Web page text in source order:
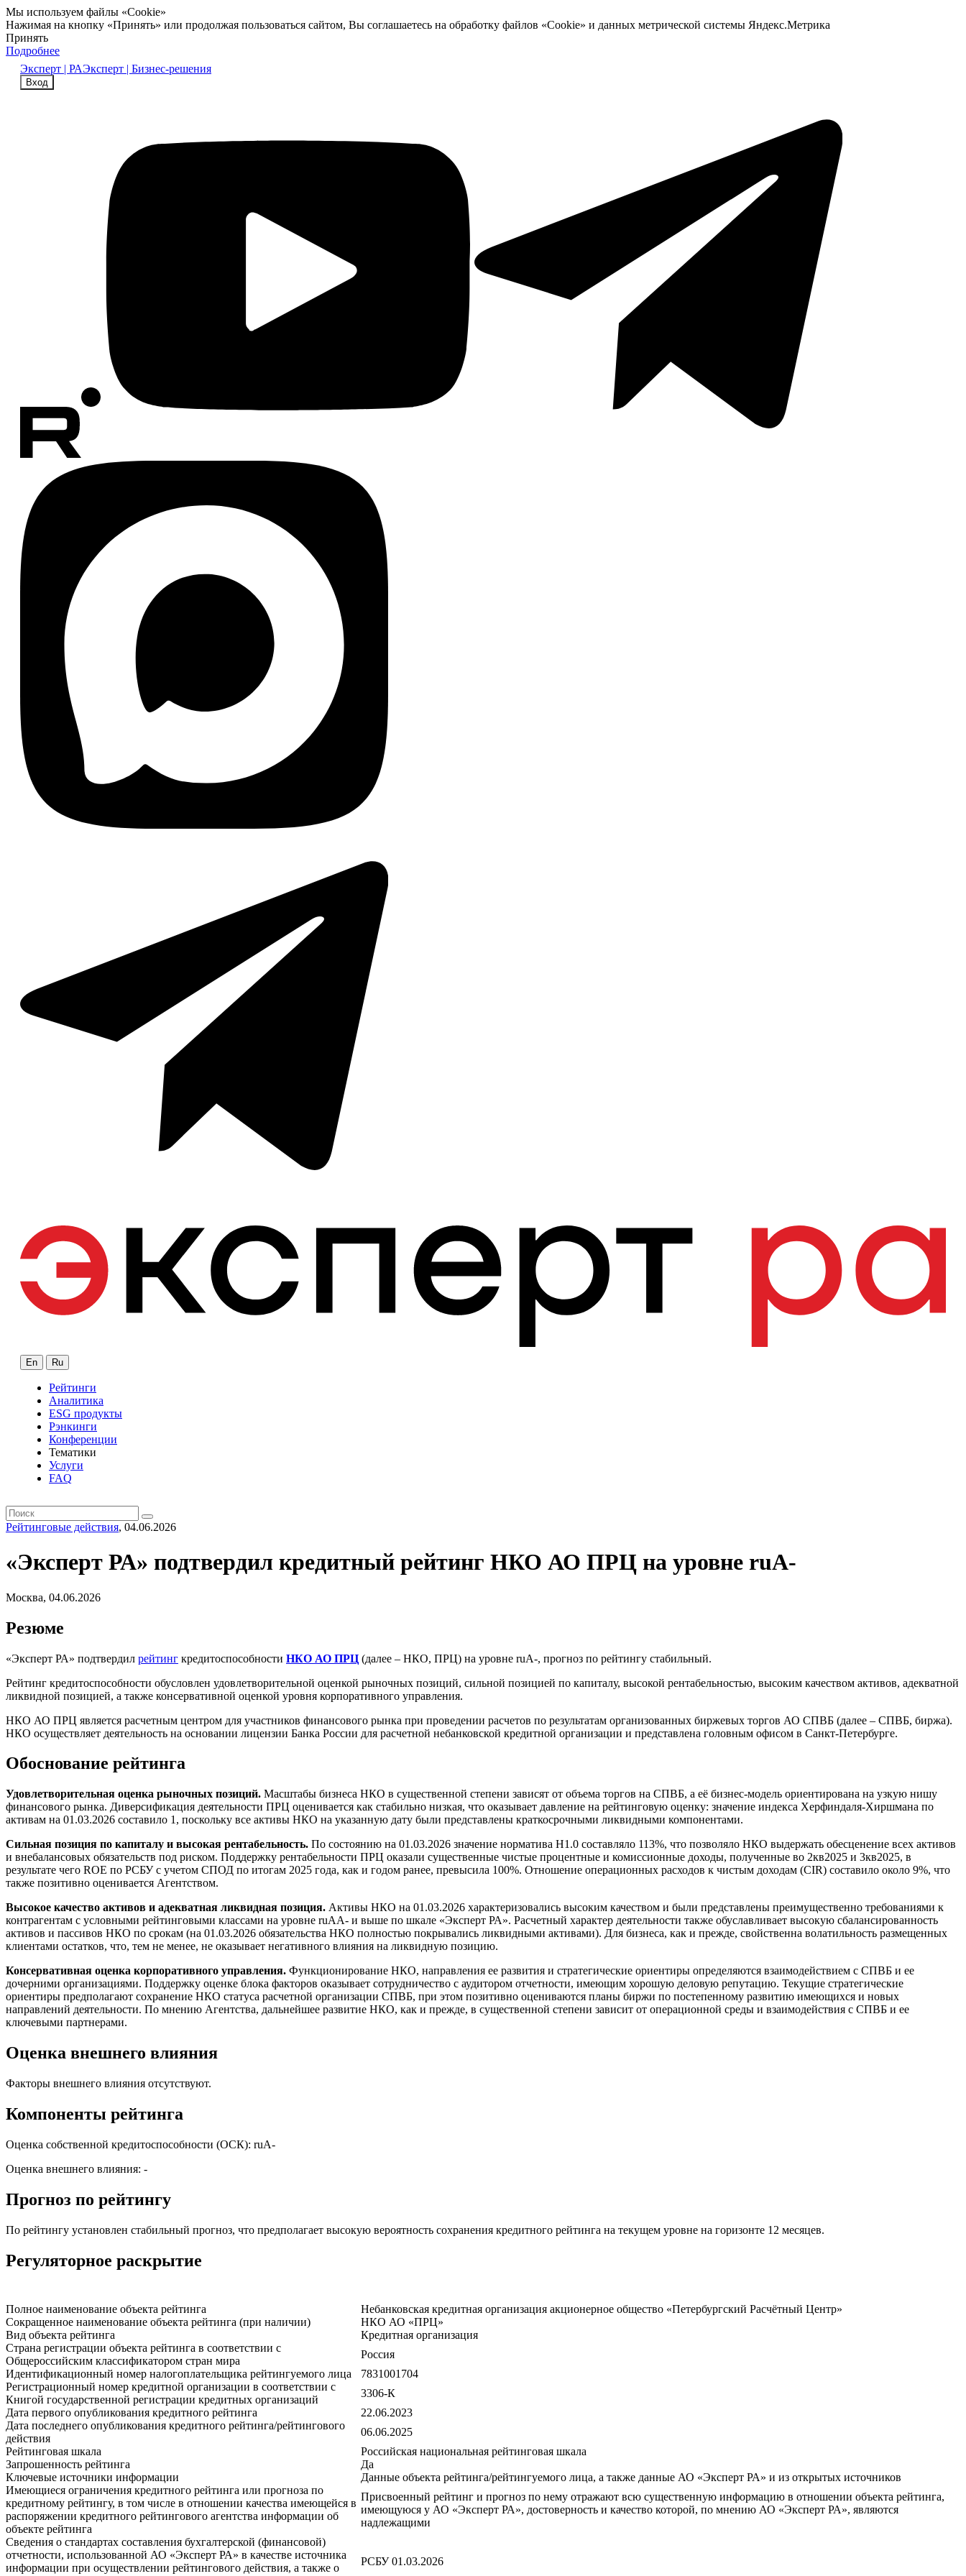
Мы используем файлы «Cookie»
Нажимая на кнопку «Принять» или продолжая пользоваться сайтом, Вы соглашаетесь на обработку файлов «Cookie» и данных метрической системы Яндекс.Метрика
Принять
Подробнее
Эксперт | РАЭксперт | Бизнес-решения
Вход
En Ru
Рейтинги
Аналитика
ESG продукты
Рэнкинги
Конференции
Тематики
Услуги
FAQ
Рейтинговые действия, 04.06.2026
«Эксперт РА» подтвердил кредитный рейтинг НКО АО ПРЦ на уровне ruA-
Москва, 04.06.2026
Резюме
«Эксперт РА» подтвердил рейтинг кредитоспособности НКО АО ПРЦ (далее – НКО, ПРЦ) на уровне ruA-, прогноз по рейтингу стабильный.
Рейтинг кредитоспособности обусловлен удовлетворительной оценкой рыночных позиций, сильной позицией по капиталу, высокой рентабельностью, высоким качеством активов, адекватной
ликвидной позицией, а также консервативной оценкой уровня корпоративного управления.
НКО АО ПРЦ является расчетным центром для участников финансового рынка при проведении расчетов по результатам организованных биржевых торгов АО СПВБ (далее – СПВБ, биржа).
НКО осуществляет деятельность на основании лицензии Банка России для расчетной небанковской кредитной организации и представлена головным офисом в Санкт-Петербурге.
Обоснование рейтинга
Удовлетворительная оценка рыночных позиций. Масштабы бизнеса НКО в существенной степени зависят от объема торгов на СПВБ, а её бизнес-модель ориентирована на узкую нишу
финансового рынка. Диверсификация деятельности ПРЦ оценивается как стабильно низкая, что оказывает давление на рейтинговую оценку: значение индекса Херфиндаля-Хиршмана по
активам на 01.03.2026 составило 1, поскольку все активы НКО на указанную дату были представлены краткосрочными ликвидными компонентами.
Сильная позиция по капиталу и высокая рентабельность. По состоянию на 01.03.2026 значение норматива Н1.0 составляло 113%, что позволяло НКО выдержать обесценение всех активов
и внебалансовых обязательств под риском. Поддержку рентабельности ПРЦ оказали существенные чистые процентные и комиссионные доходы, полученные во 2кв2025 и 3кв2025, в
результате чего ROE по РСБУ с учетом СПОД по итогам 2025 года, как и годом ранее, превысила 100%. Отношение операционных расходов к чистым доходам (CIR) составило около 9%, что
также позитивно оценивается Агентством.
Высокое качество активов и адекватная ликвидная позиция. Активы НКО на 01.03.2026 характеризовались высоким качеством и были представлены преимущественно требованиями к
контрагентам с условными рейтинговыми классами на уровне ruAA- и выше по шкале «Эксперт РА». Расчетный характер деятельности также обуславливает высокую сбалансированность
активов и пассивов НКО по срокам (на 01.03.2026 обязательства НКО полностью покрывались ликвидными активами). Для бизнеса, как и прежде, свойственна волатильность размещенных
клиентами остатков, что, тем не менее, не оказывает негативного влияния на ликвидную позицию.
Консервативная оценка корпоративного управления. Функционирование НКО, направления ее развития и стратегические ориентиры определяются взаимодействием с СПВБ и ее
дочерними организациями. Поддержку оценке блока факторов оказывает сотрудничество с аудитором отчетности, имеющим хорошую деловую репутацию. Текущие стратегические
ориентиры предполагают сохранение НКО статуса расчетной организации СПВБ, при этом позитивно оцениваются планы биржи по постепенному развитию имеющихся и новых
направлений деятельности. По мнению Агентства, дальнейшее развитие НКО, как и прежде, в существенной степени зависит от операционной среды и взаимодействия с СПВБ и ее
ключевыми партнерами.
Оценка внешнего влияния
Факторы внешнего влияния отсутствуют.
Компоненты рейтинга
Оценка собственной кредитоспособности (ОСК): ruA-
Оценка внешнего влияния: -
Прогноз по рейтингу
По рейтингу установлен стабильный прогноз, что предполагает высокую вероятность сохранения кредитного рейтинга на текущем уровне на горизонте 12 месяцев.
Регуляторное раскрытие
Полное наименование объекта рейтинга
Небанковская кредитная организация акционерное общество «Петербургский Расчётный Центр»
Сокращенное наименование объекта рейтинга (при наличии)
НКО АО «ПРЦ»
Вид объекта рейтинга
Кредитная организация
Страна регистрации объекта рейтинга в соответствии с
Общероссийским классификатором стран мира
Россия
Идентификационный номер налогоплательщика рейтингуемого лица
7831001704
Регистрационный номер кредитной организации в соответствии с
Книгой государственной регистрации кредитных организаций
3306-К
Дата первого опубликования кредитного рейтинга
22.06.2023
Дата последнего опубликования кредитного рейтинга/рейтингового
действия
06.06.2025
Рейтинговая шкала
Российская национальная рейтинговая шкала
Запрошенность рейтинга
Да
Ключевые источники информации
Данные объекта рейтинга/рейтингуемого лица, а также данные АО «Эксперт РА» и из открытых источников
Имеющиеся ограничения кредитного рейтинга или прогноза по
кредитному рейтингу, в том числе в отношении качества имеющейся в
распоряжении кредитного рейтингового агентства информации об
объекте рейтинга
Присвоенный рейтинг и прогноз по нему отражают всю существенную информацию в отношении объекта рейтинга,
имеющуюся у АО «Эксперт РА», достоверность и качество которой, по мнению АО «Эксперт РА», являются
надлежащими
Сведения о стандартах составления бухгалтерской (финансовой)
отчетности, использованной АО «Эксперт РА» в качестве источника
информации при осуществлении рейтингового действия, а также о
РСБУ 01.03.2026